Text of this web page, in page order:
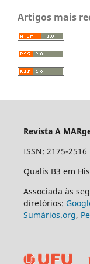
Artigos mais
Revista A
ISSN: 2175-2516
Qualis B3 em
Associada às
diretórios:
Sumários.org,